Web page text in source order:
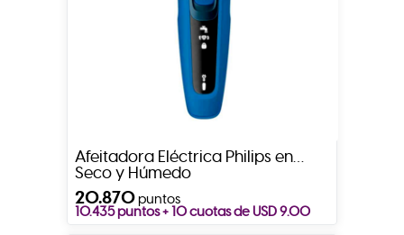
Afeitadora Eléctrica Philips en
Seco y Húmedo
20.870puntos
10.435 puntos + 10 cuotas de USD 9.00